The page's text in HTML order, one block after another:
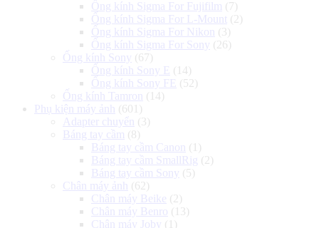
Ống kính Sigma For Fujifilm (7)
Ống kính Sigma For L-Mount (2)
Ống kính Sigma For Nikon
(3)
Ống kính Sigma For Sony (26)
Ống kính Sony (67)
Ống kính Sony E
(14)
Ống kính Sony FE
(52)
Ống kính Tamron
(14)
Phụ kiện máy ảnh
(601)
Adapter chuyển
(3)
Báng tay cầm (8)
Báng tay cầm Canon
(1)
Báng tay cầm SmallRig (2)
Báng tay cầm Sony (5)
Chân máy ảnh
(62)
Chân máy Beike (2)
Chân máy Benro (13)
Chân máy Joby (1)